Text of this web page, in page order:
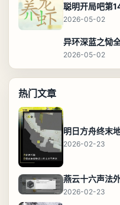
2026-05-02
异环深蓝之恸
2026-05-02
热门文章
2026-02-23
燕云十六声法
2026-02-23